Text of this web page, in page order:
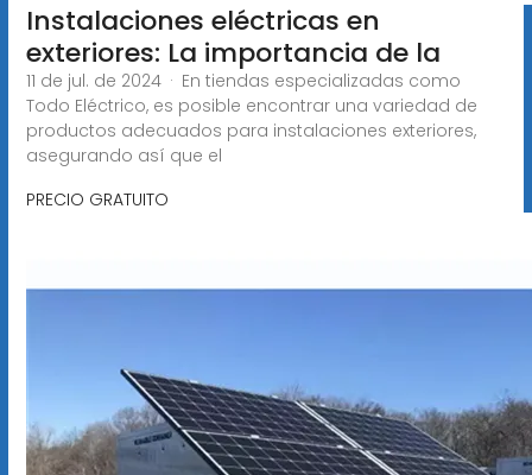
Instalaciones eléctricas en
exteriores: La importancia de la
11 de jul. de 2024 · En tiendas especializadas como
Todo Eléctrico, es posible encontrar una variedad de
productos adecuados para instalaciones exteriores,
asegurando así que el
PRECIO GRATUITO